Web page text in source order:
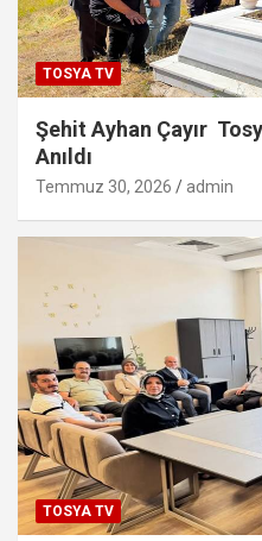
TOSYA TV
Şehit Ayhan Çayır
Anıldı
Temmuz 30, 2026 admin
TOSYA TV